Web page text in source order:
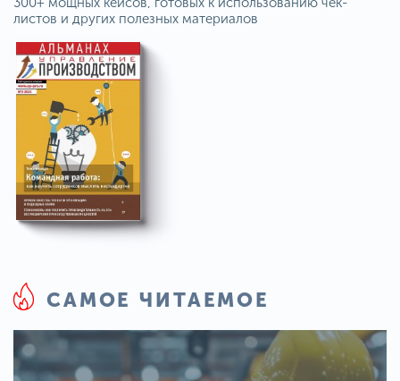
листов и других полезных материалов
САМОЕ ЧИТАЕМОЕ